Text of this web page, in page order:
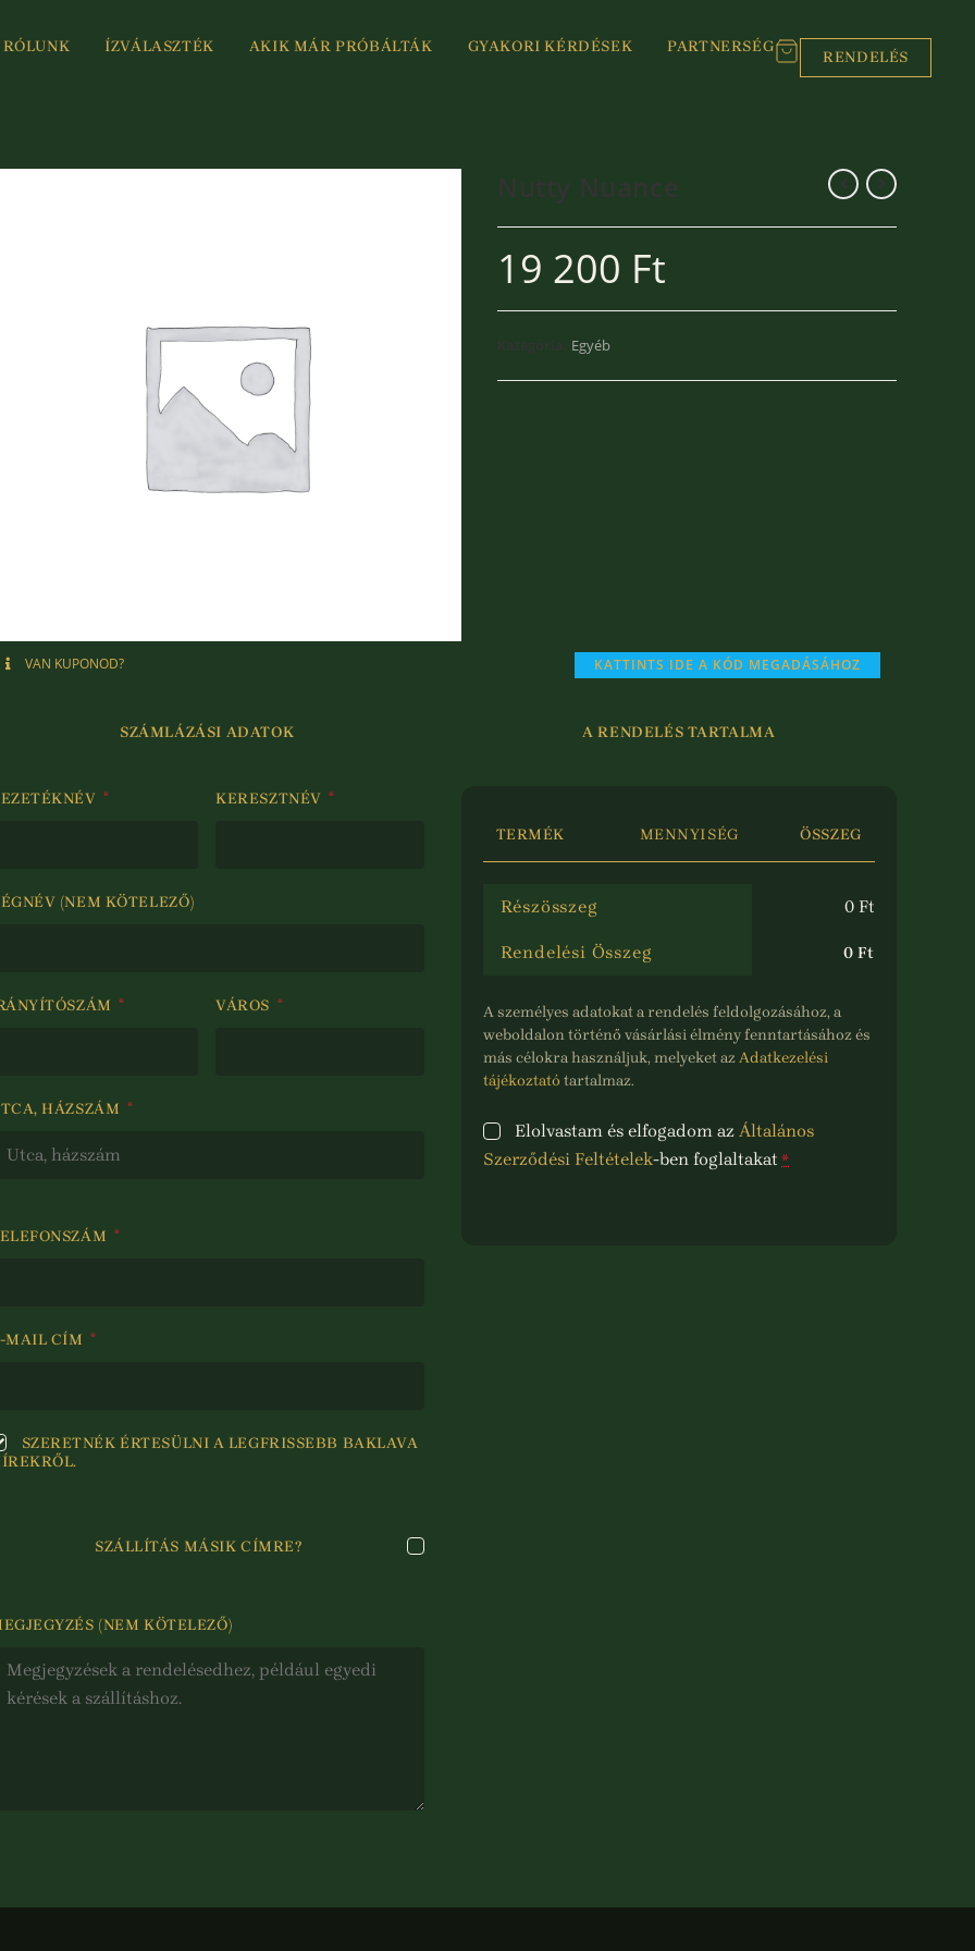
RÓLUNK ÍZVÁLASZTÉK AKIK MÁR PRÓBÁLTÁK GYAKORI KÉRDÉSEK PARTNERSÉG
RENDELÉS
19 200 Ft
Egyéb
VAN KUPONOD? KATTINTS IDE A KÓD MEGADÁSÁHOZ
SZÁMLÁZÁSI ADATOK
* KERESZTNÉV *
(NEM KÖTELEZŐ)
* VÁROS *
HÁZSZÁM *
*
MAIL CÍM *
SZERETNÉK ÉRTESÜLNI A LEGFRISSEBB BAKLAVA
SZÁLLÍTÁS MÁSIK CÍMRE?
(NEM KÖTELEZŐ)
A RENDELÉS TARTALMA
TERMÉK MENNYISÉG ÖSSZEG
Részösszeg 0 Ft
Rendelési Összeg 0 Ft
A személyes adatokat a rendelés feldolgozásához, a
weboldalon történő vásárlási élmény fenntartásához és
más célokra használjuk, melyeket azAdatkezelési
tájékoztató tartalmaz.
Elolvastam és elfogadom az Általános
Szerződési Feltételek-ben foglaltakat *